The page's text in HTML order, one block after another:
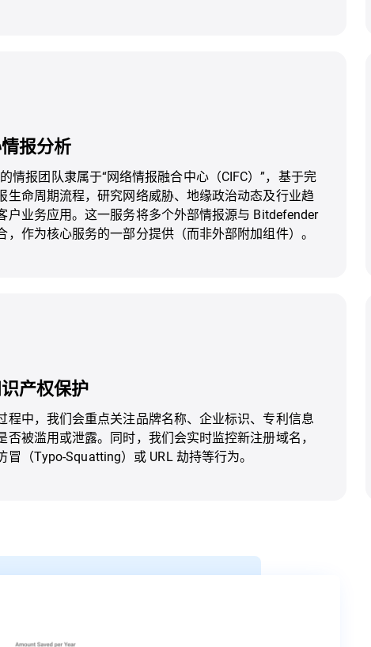
报分析
情报团队隶属于“网络情报融合中心（CIFC）”，基于完
生命周期流程，研究网络威胁、地缘政治动态及行业趋
户业务应用。这一服务将多个外部情报源与 Bitdefender
，作为核心服务的一部分提供（而非外部附加组件）。
产权保护
程中，我们会重点关注品牌名称、企业标识、专利信息
否被滥用或泄露。同时，我们会实时监控新注册域名，
冒（Typo-Squatting）或 URL 劫持等行为。